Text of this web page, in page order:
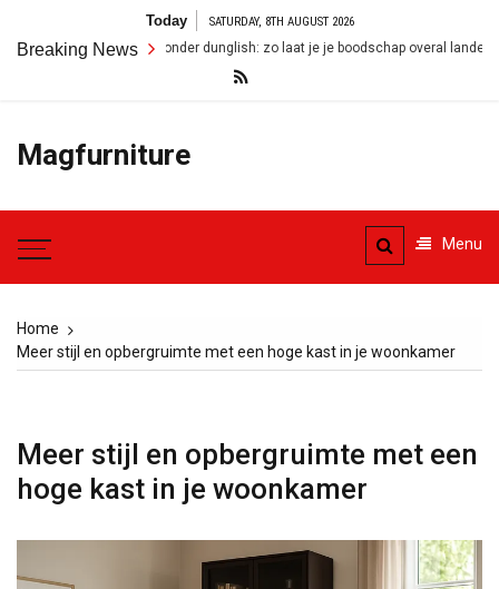
content
Today SATURDAY, 8TH AUGUST 2026
Breaking News
zonder dunglish: zo laat je je boodschap overal landen
Magfurniture
Menu
Home
Meer stijl en opbergruimte met een hoge kast in je woonkamer
Meer stijl en opbergruimte met een
hoge kast in je woonkamer